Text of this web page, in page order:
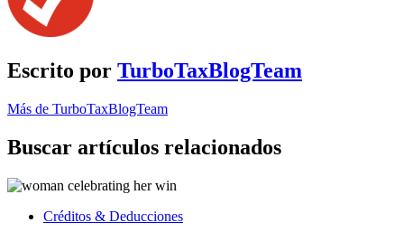
Escrito por TurboTaxBlogTeam
Más de TurboTaxBlogTeam
Buscar artículos relacionados
Créditos & Deducciones